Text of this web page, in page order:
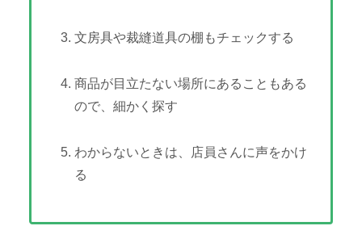
文房具や裁縫道具の棚もチェックする
商品が目立たない場所にあることもある
ので、細かく探す
わからないときは、店員さんに声をかけ
る